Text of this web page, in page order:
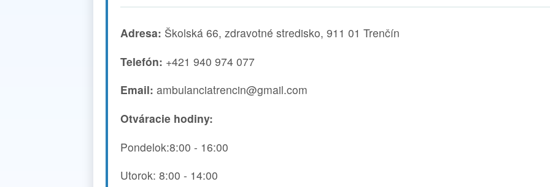
Adresa: Školská 66, zdravotné stredisko, 911 01 Trenčín
Telefón: +421 940 974 077
Email: ambulanciatrencin@gmail.com
Otváracie hodiny:
Pondelok:8:00 - 16:00
Utorok: 8:00 - 14:00